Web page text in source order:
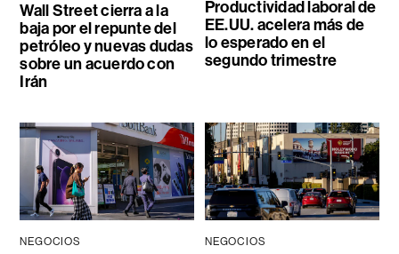
Wall Street cierra a la
baja por el repunte del
petróleo y nuevas dudas
sobre un acuerdo con
Irán
Productividad laboral de
EE.UU. acelera más de
lo esperado en el
segundo trimestre
NEGOCIOS NEGOCIOS